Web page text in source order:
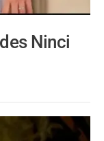
Ninci